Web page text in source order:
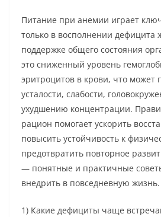
Питание при анемии играет
только в восполнении дефицита
поддержке общего состояния
это сниженный уровень
эритроцитов в крови, что может
усталости, слабости,
ухудшению концентрации.
рацион помогает ускорить
повысить устойчивость к
предотвратить повторное
— понятные и практичные
внедрить в повседневную жизнь.
1) Какие дефициты чаще